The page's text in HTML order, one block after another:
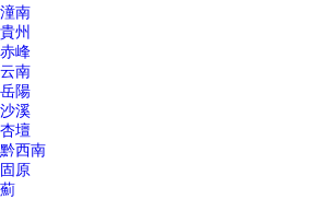
潼南
貴州
赤峰
云南
岳陽
沙溪
杏壇
黔西南
固原
薊